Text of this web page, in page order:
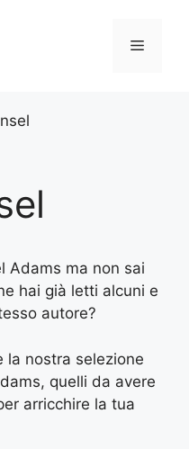
Menu
Adams ma non sai
hai già letti alcuni e
autore?
la nostra selezione
quelli da avere
arricchire la tua